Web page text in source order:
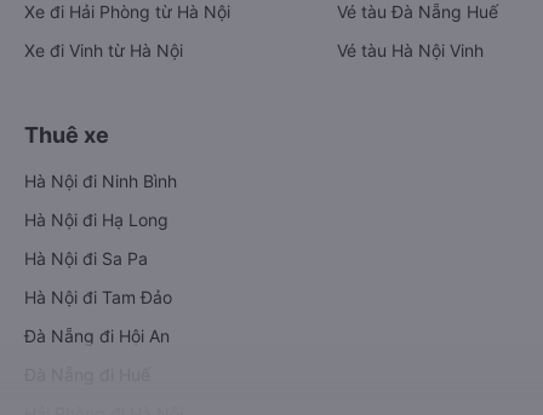
Xe đi Hải Phòng từ Hà Nội
Xe đi Vinh từ Hà Nội
Vé tàu Đà Nẵng Huế
Vé tàu Hà Nội Vinh
Thuê xe
Hà Nội đi Ninh Bình
Hà Nội đi Hạ Long
Hà Nội đi Sa Pa
Hà Nội đi Tam Đảo
Đà Nẵng đi Hội An